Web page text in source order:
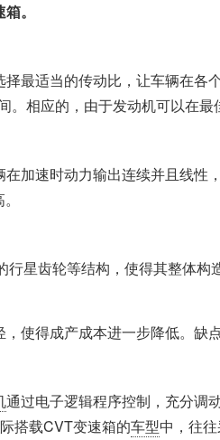
。
择最适当的传动比，让车辆在各
相应的，由于发动机可以在最
加速时动力输出连续并且线性
星齿轮等结构，使得其整体
使得成产成本进一步降低。缺
通过电子逻辑程序控制，充分调
搭载CVT变速箱的车型中，往